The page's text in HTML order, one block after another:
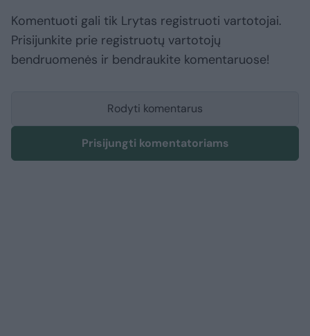
Komentuoti gali tik Lrytas registruoti vartotojai.
Prisijunkite prie registruotų vartotojų
bendruomenės ir bendraukite komentaruose!
Rodyti komentarus
Prisijungti komentatoriams